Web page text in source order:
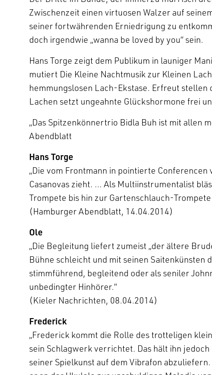
Zwischenzeit einen virtuosen Walzer auf
seiner fortwährenden Erniedrigung zu
doch irgendwie „wanna be loved by you“ sein.
Hans Torge zeigt dem Publikum in launiger
mutiert Die Kleine Nachtmusik zur Kleinen
hemmungslosen Lach-Ekstase. Erfreut
Lachen setzt ungeahnte Glückshormone frei
„Das Spitzenkönnertrio Bidla Buh ist mit allen
Abendblatt
Hans Torge
„Die vom Frontmann in pointierte
Casanovas zieht. … Als Multiinstrumentalist
Trompete bis hin zur Gartenschlauch-Trompete
(Hamburger Abendblatt, 14.04.2014)
Ole
„Die Begleitung liefert zumeist „der ältere
Bühne schleicht und mit seinen Saitenkünsten
stimmführend, begleitend oder als seniler
unbedingter Hinhörer.“
(Kieler Nachrichten, 08.04.2014)
Frederick
„Frederick kommt die Rolle des trotteligen
sein Schlagwerk verrichtet. Das hält ihn
seiner Spielkunst auf dem Vibrafon